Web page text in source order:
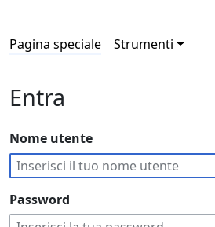
Pagina speciale Strumenti
Entra
Nome utente
Password